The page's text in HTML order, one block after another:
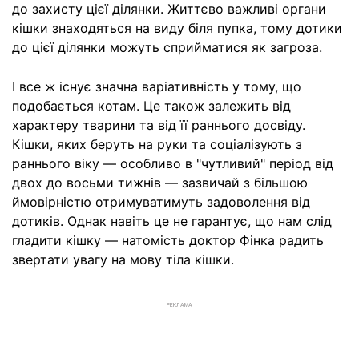
до захисту цієї ділянки. Життєво важливі органи
кішки знаходяться на виду біля пупка, тому дотики
до цієї ділянки можуть сприйматися як загроза.
І все ж існує значна варіативність у тому, що
подобається котам. Це також залежить від
характеру тварини та від її раннього досвіду.
Кішки, яких беруть на руки та соціалізують з
раннього віку — особливо в "чутливий" період від
двох до восьми тижнів — зазвичай з більшою
ймовірністю отримуватимуть задоволення від
дотиків. Однак навіть це не гарантує, що нам слід
гладити кішку — натомість доктор Фінка радить
звертати увагу на мову тіла кішки.
РЕКЛАМА